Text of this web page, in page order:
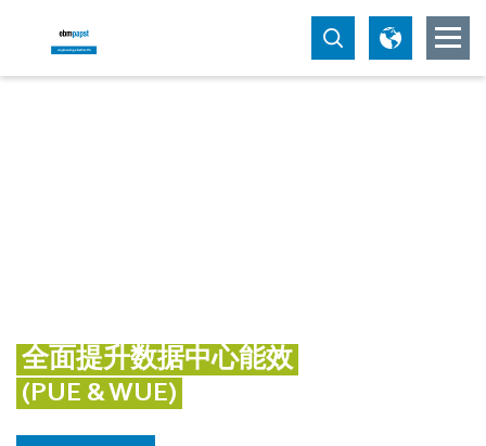
全面提升数据中心能效
(PUE & WUE)